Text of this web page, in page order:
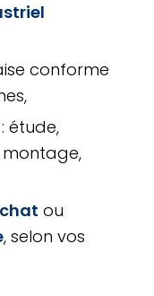
conforme
étude,
ou
, selon vos